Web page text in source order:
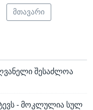
მთავარი
შესაძლოა
- მოკლულია სულ